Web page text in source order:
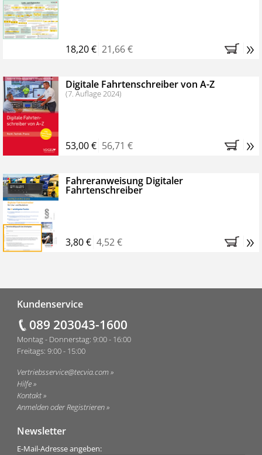
Bestellen Sie jetzt das VerkehrsRundschau Profipaket im
Kennenlern-Abo für zwei Monate (inkl. der derzeitig
Monaten brauchen Sie nichts weiter tun, das
Abonnement endet automatisch, es entstehen keine
weiteren Verpflichtungen.
18,20 € 21,66 € »
Digitale Fahrtenschreiber von A-Z
(7. Auflage 2024)
53,00 € 56,71 € »
Fahreranweisung Digitaler
Fahrtenschreiber
3,80 € 4,52 € »
Kundenservice
089 203043-1600
Montag - Donnerstag: 9:00 - 16:00
Freitags: 9:00 - 15:00
Vertriebsservice@tecvia.com
Hilfe
Kontakt
Anmelden oder Registrieren
Newsletter
E-Mail-Adresse angeben: